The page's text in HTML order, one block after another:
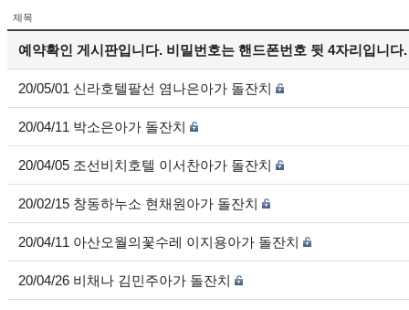
제목
예약확인 게시판입니다. 비밀번호는 핸드폰번호 뒷 4자리입니다.
20/05/01 신라호텔팔선 염나은아가 돌잔치
20/04/11 박소은아가 돌잔치
20/04/05 조선비치호텔 이서찬아가 돌잔치
20/02/15 창동하누소 현채원아가 돌잔치
20/04/11 아산오월의꽃수레 이지용아가 돌잔치
20/04/26 비채나 김민주아가 돌잔치